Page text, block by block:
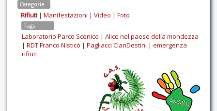
Categorie
Rifiuti | Manifestazioni | Video | Foto
Tags
Laboratorio Parco Scenico | Alice nel paese della mondezza
| RDT Franco Nisticò | Pagliacci ClanDestini | emergenza
rifiuti